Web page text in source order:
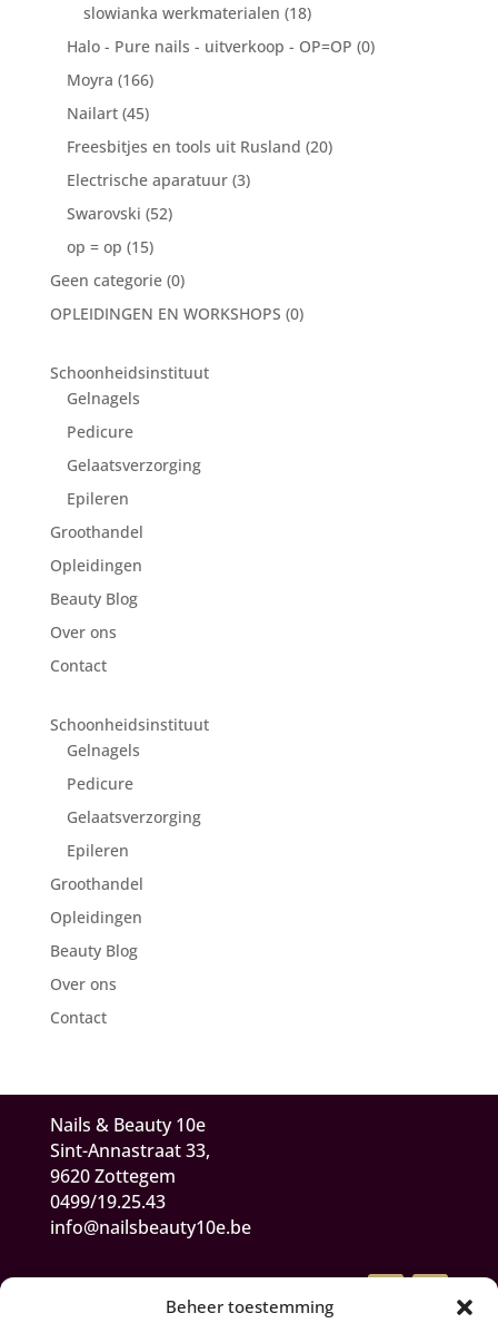
Beheer toestemming
slowianka werkmaterialen (18)
Halo - Pure nails - uitverkoop - OP=OP (0)
Moyra (166)
Nailart (45)
Freesbitjes en tools uit Rusland (20)
Electrische aparatuur (3)
Swarovski (52)
op = op (15)
Geen categorie (0)
OPLEIDINGEN EN WORKSHOPS (0)
Schoonheidsinstituut
Gelnagels
Pedicure
Gelaatsverzorging
Epileren
Groothandel
Opleidingen
Beauty Blog
Over ons
Contact
Schoonheidsinstituut
Gelnagels
Pedicure
Gelaatsverzorging
Epileren
Groothandel
Opleidingen
Beauty Blog
Over ons
Contact
Nails & Beauty 10e
Sint-Annastraat 33,
9620 Zottegem
0499/19.25.43
info@nailsbeauty10e.be